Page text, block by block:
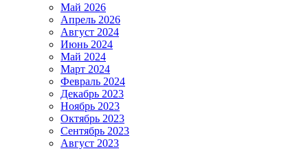
Май 2026
Апрель 2026
Август 2024
Июнь 2024
Май 2024
Март 2024
Февраль 2024
Декабрь 2023
Ноябрь 2023
Октябрь 2023
Сентябрь 2023
Август 2023